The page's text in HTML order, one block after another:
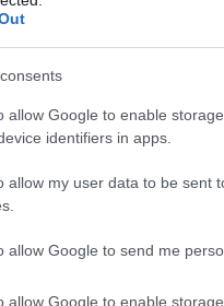
allow Google to enable
identifiers in apps.
allow my user data to be sent
allow Google to send me
allow Google to enable
id/805422
Részletek aFelhasználási feltételekben